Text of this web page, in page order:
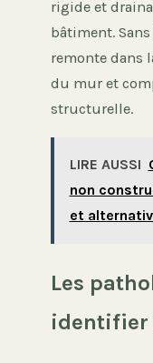
rigide et
bâtiment.
remonte dans
du mur et
structurelle.
LIRE AUSSI
non
et
Les
identifier